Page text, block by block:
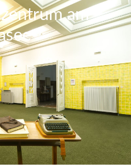
am
e